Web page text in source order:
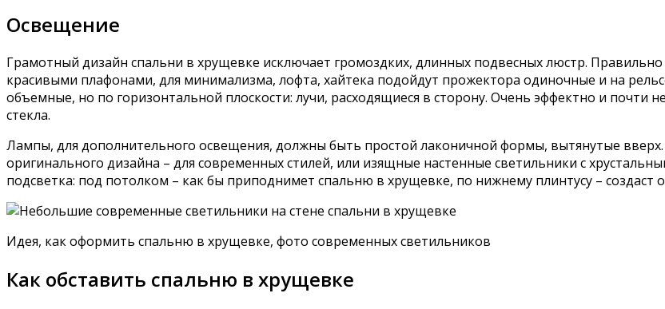
Освещение
Грамотный дизайн спальни в хрущевке исключает громоздких, длинных подвесных люстр.
красивыми плафонами, для минимализма, лофта, хайтека подойдут прожектора одиночные и на
объемные, но по горизонтальной плоскости: лучи, расходящиеся в сторону. Очень эффектно и почти
стекла.
Лампы, для дополнительного освещения, должны быть простой лаконичной формы, вытянутые
оригинального дизайна – для современных стилей, или изящные настенные светильники с
подсветка: под потолком – как бы приподнимет спальню в хрущевке, по нижнему плинтусу –
Идея, как оформить спальню в хрущевке, фото современных светильников
Как обставить спальню в хрущевке